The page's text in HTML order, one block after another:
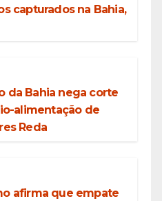
capturados na Bahia,
da Bahia nega corte
alimentação de
Reda
afirma que empate